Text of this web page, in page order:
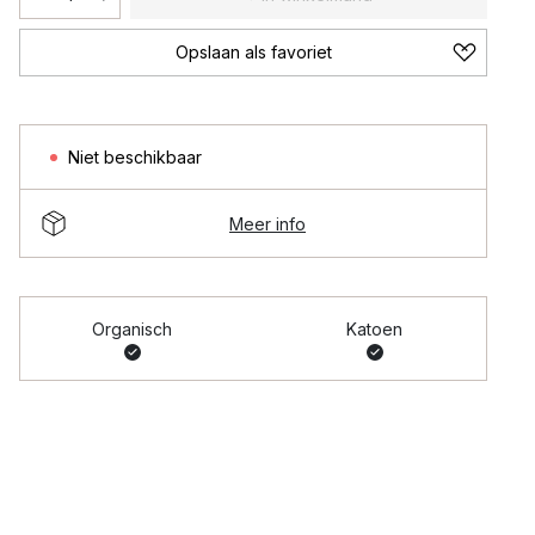
Opslaan als favoriet
Niet beschikbaar
Meer info
Organisch Katoen